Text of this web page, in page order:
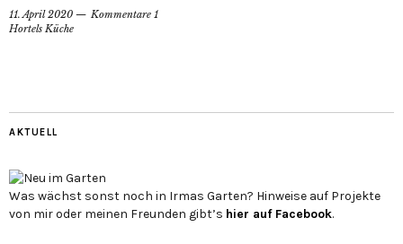
11. April 2020
Kommentare 1
Hortels Küche
AKTUELL
Was wächst sonst noch in Irmas Garten? Hinweise auf Projekte
von mir oder meinen Freunden gibt’s hier auf Face­book.